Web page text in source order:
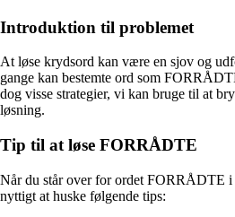
Introduktion til problemet
At løse krydsord kan være en sjov og
gange kan bestemte ord som
dog visse strategier, vi kan bruge til at
løsning.
Tip til at løse FORRÅDTE
Når du står over for ordet FORRÅDTE
nyttigt at huske følgende tips: